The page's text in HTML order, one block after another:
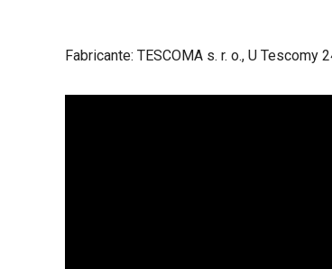
Fabricante: TESCOMA s. r. o., U Tescomy